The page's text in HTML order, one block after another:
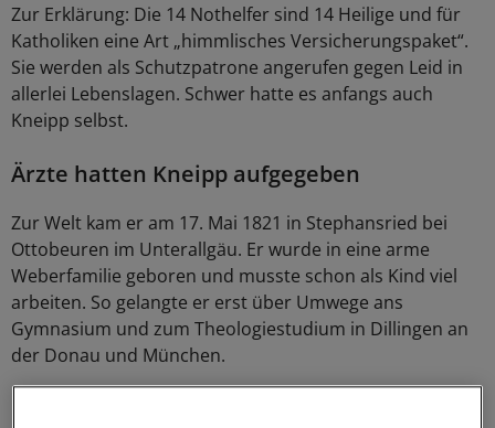
Zur Erklärung: Die 14 Nothelfer sind 14 Heilige und für
Katholiken eine Art „himmlisches Versicherungspaket“.
Sie werden als Schutzpatrone angerufen gegen Leid in
allerlei Lebenslagen. Schwer hatte es anfangs auch
Kneipp selbst.
Ärzte hatten Kneipp aufgegeben
Zur Welt kam er am 17. Mai 1821 in Stephansried bei
Ottobeuren im Unterallgäu. Er wurde in eine arme
Weberfamilie geboren und musste schon als Kind viel
arbeiten. So gelangte er erst über Umwege ans
Gymnasium und zum Theologiestudium in Dillingen an
der Donau und München.